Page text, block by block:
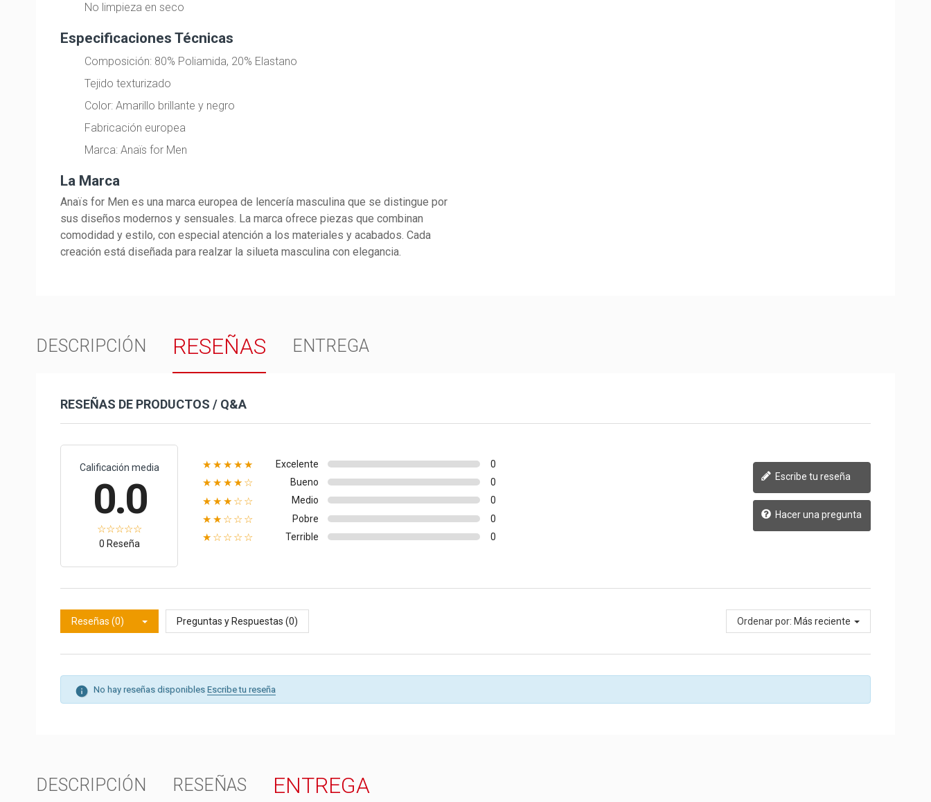
No limpieza en seco
Especificaciones Técnicas
Composición: 80% Poliamida, 20% Elastano
Tejido texturizado
Color: Amarillo brillante y negro
Fabricación europea
Marca: Anaïs for Men
La Marca
Anaïs for Men es una marca europea de lencería masculina que se distingue por
sus diseños modernos y sensuales. La marca ofrece piezas que combinan
comodidad y estilo, con especial atención a los materiales y acabados. Cada
creación está diseñada para realzar la silueta masculina con elegancia.
DESCRIPCIÓN RESEÑAS ENTREGA
RESEÑAS DE PRODUCTOS / Q&A
Calificación media
0.0
0 Reseña
★★★★★ Excelente 0
★★★★☆ Bueno 0
★★★☆☆ Medio 0
★★☆☆☆ Pobre 0
★☆☆☆☆ Terrible 0
Escribe tu reseña
Hacer una pregunta
Reseñas (0) Preguntas y Respuestas (0) Ordenar por: Más reciente
No hay reseñas disponibles Escribe tu reseña
DESCRIPCIÓN RESEÑAS ENTREGA